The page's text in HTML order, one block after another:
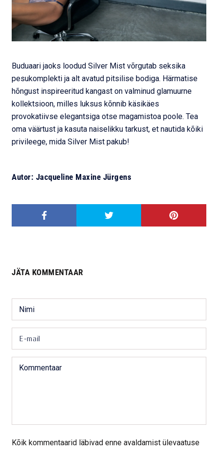
Buduaari jaoks loodud Silver Mist võrgutab seksika
pesukomplekti ja alt avatud pitsilise bodiga. Härmatise
hõngust inspireeritud kangast on valminud glamuurne
kollektsioon, milles luksus kõnnib käsikäes
provokatiivse elegantsiga otse magamistoa poole. Tea
oma väärtust ja kasuta naiselikku tarkust, et nautida kõiki
privileege, mida Silver Mist pakub!
Autor: Jacqueline Maxine Jürgens
JÄTA KOMMENTAAR
Kõik kommentaarid läbivad enne avaldamist ülevaatuse